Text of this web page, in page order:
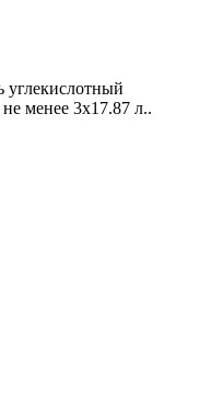
менее 3х17.87 л..